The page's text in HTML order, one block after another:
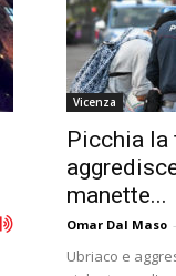
Vicenza
Picchia la
manette...
Omar Dal Maso -
Ubriaco e